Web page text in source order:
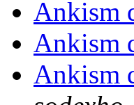
Ankism
Ankism
Ankism